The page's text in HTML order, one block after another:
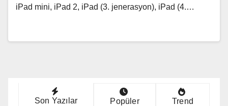
iPad mini, iPad 2, iPad (3. jenerasyon), iPad (4.…
Son Yazılar Popüler Trend